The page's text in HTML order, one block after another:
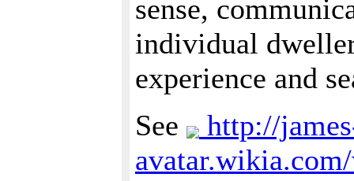
sense,
individual
experience and
See
http://